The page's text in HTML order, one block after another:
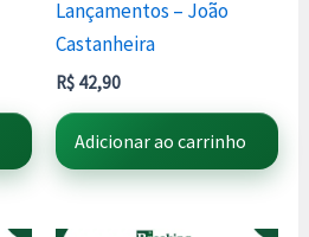
Lançamentos – João
Castanheira
R$ 42,90
Adicionar ao carrinho